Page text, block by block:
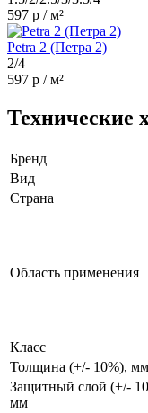
597 р / м²
Petra 2 (Петра 2)
2/4
597 р / м²
Технические
Бренд
Вид
Страна
Область применения
Класс
Толщина (+/- 10%), мм
Защитный слой (+/-
мм